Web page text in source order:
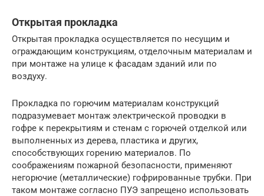
Открытая прокладка
Открытая прокладка осуществляется по несущим и
ограждающим конструкциям, отделочным материалам и
при монтаже на улице к фасадам зданий или по
воздуху.
Прокладка по горючим материалам конструкций
подразумевает монтаж электрической проводки в
гофре к перекрытиям и стенам с горючей отделкой или
выполненных из дерева, пластика и других,
способствующих горению материалов. По
соображениям пожарной безопасности, применяют
негорючие (металлические) гофрированные трубки. При
таком монтаже согласно ПУЭ запрещено использовать